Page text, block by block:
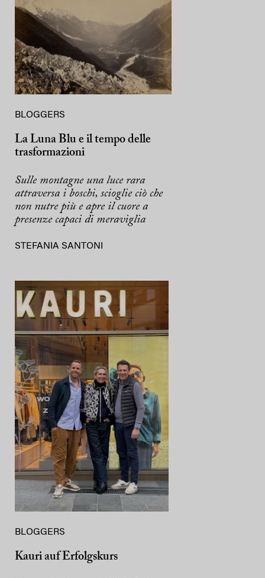
BLOGGERS
La Luna Blu e il tempo delle
trasformazioni
Sulle montagne una luce rara
attraversa i boschi, scioglie ciò che
non nutre più e apre il cuore a
presenze capaci di meraviglia
STEFANIA SANTONI
BLOGGERS
Kauri auf Erfolgskurs